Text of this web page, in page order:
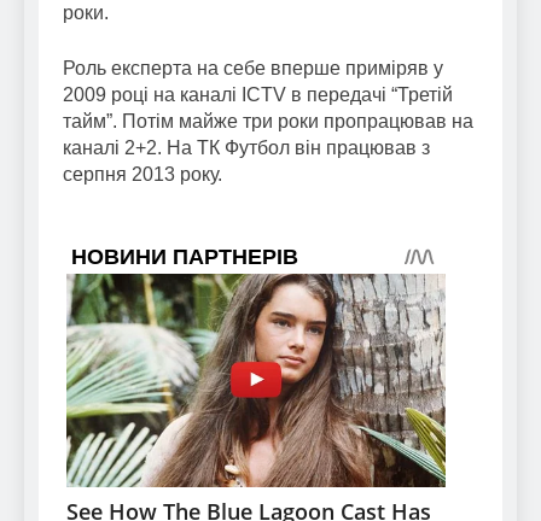
роки.
Роль експерта на себе вперше приміряв у
2009 році на каналі ICTV в передачі “Третій
тайм”. Потім майже три роки пропрацював на
каналі 2+2. На ТК Футбол він працював з
серпня 2013 року.